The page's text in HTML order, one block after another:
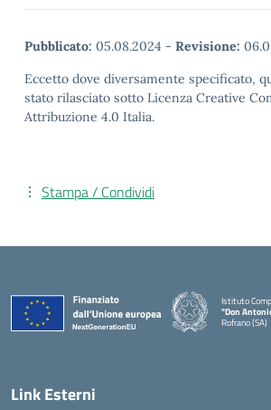
Pubblicato: 05.08.2024 - Revisione:
Eccetto dove diversamente specificato,
stato rilasciato sotto Licenza Creative
Attribuzione 4.0 Italia.
Stampa / Condividi
Istituto
"Don
Rofrano (SA)
Link Esterni